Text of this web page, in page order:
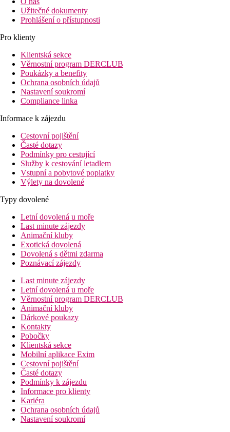
Užitečné dokumenty
Prohlášení o přístupnosti
Pro klienty
Klientská sekce
Věrnostní program DERCLUB
Poukázky a benefity
Ochrana osobních údajů
Nastavení soukromí
Compliance linka
Informace k zájezdu
Cestovní pojištění
Časté dotazy
Podmínky pro cestující
Služby k cestování letadlem
Vstupní a pobytové poplatky
Výlety na dovolené
Typy dovolené
Letní dovolená u moře
Last minute zájezdy
Animační kluby
Exotická dovolená
Dovolená s dětmi zdarma
Poznávací zájezdy
Last minute zájezdy
Letní dovolená u moře
Věrnostní program DERCLUB
Animační kluby
Dárkové poukazy
Kontakty
Pobočky
Klientská sekce
Mobilní aplikace Exim
Cestovní pojištění
Časté dotazy
Podmínky k zájezdu
Informace pro klienty
Kariéra
Ochrana osobních údajů
Nastavení soukromí